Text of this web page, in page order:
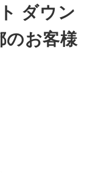
ダウン
のお客様